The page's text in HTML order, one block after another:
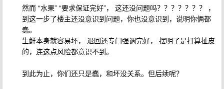
然而 “水果” “要求保证完好”， 这还没问题吗？？？？？？？ ，
到这一步了楼主还没意识到问题，你也没意识到，说明你俩都
蠢。
生鲜本身就容易坏， 退回还专门强调完好， 摆明了是打算扯皮
的，连这点风险都意识不到。
到此为止，你们还只是蠢，和坏没关系。但后续呢？